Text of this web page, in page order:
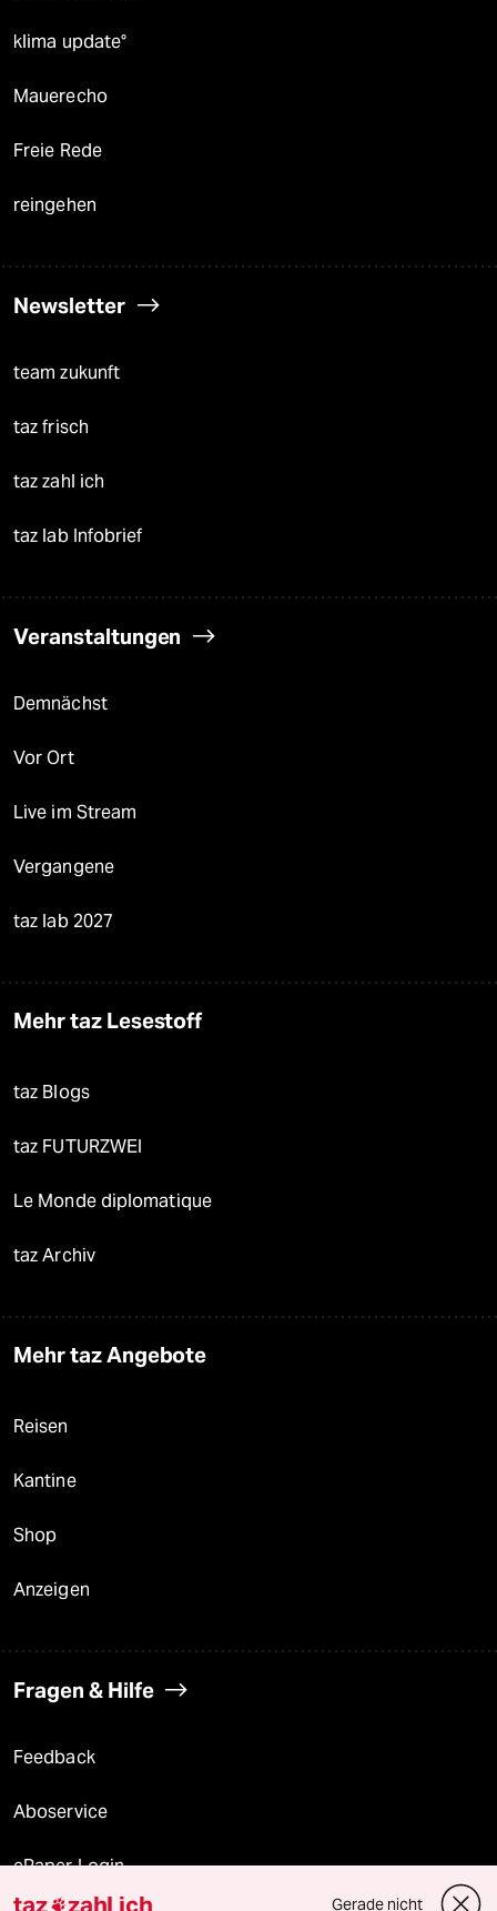
klima update°
Mauerecho
Freie Rede
reingehen
Newsletter
team zukunft
taz frisch
taz zahl ich
taz lab Infobrief
Veranstaltungen
Demnächst
Vor Ort
Live im Stream
Vergangene
taz lab 2027
Mehr taz Lesestoff
taz Blogs
taz FUTURZWEI
Le Monde diplomatique
taz Archiv
Mehr taz Angebote
Reisen
Kantine
Shop
Anzeigen
Fragen & Hilfe
Feedback
Aboservice
ePaper Login
taz zahl ich Gerade nicht